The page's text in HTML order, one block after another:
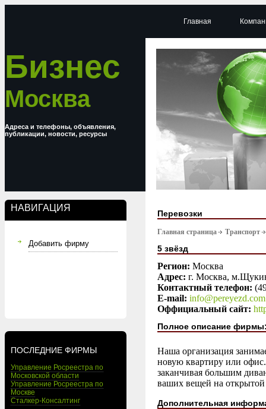
Бизнес
Москва
Адреса и телефоны, объявления,
публикации, новости, ресурсы
НАВИГАЦИЯ
Добавить фирму
ПОСЛЕДНИЕ ФИРМЫ
Управление Росреестра по
Московской области
Управление Росреестра по
Москве
Сталкер-Консалтинг
Главная
Перевозки
Главная страница Транспорт
5 звёзд
Регион: Москва
Адрес: г. Москва,
Контактный телефон:
E-mail: info@pereyezd.com
Оффициальный сайт:
Полное описание
Наша организация
новую квартиру или
заканчивая большим
ваших вещей на
Дополнительная